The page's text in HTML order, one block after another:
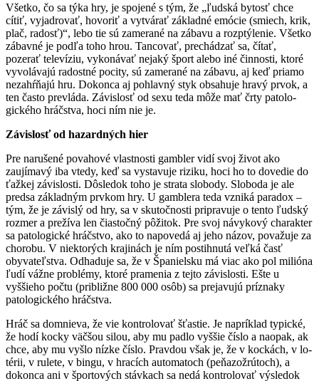
Všetko, čo sa týka hry, je spojené s tým, že „ľudská bytosť chce
cítiť, vyjadrovať, ho­voriť a vytvárať základné emócie (smiech, krik,
plač, radosť)“, lebo tie sú zamerané na zábavu a rozptýlenie. Všetko
zábavné je podľa toho hrou. Tan­covať, prechádzať sa, čítať,
pozerať televí­ziu, vykonávať nejaký šport alebo iné čin­nosti, ktoré
vyvolávajú radostné pocity, sú zamerané na zábavu, aj keď priamo
neza­hŕňajú hru. Dokonca aj pohlavný styk obsa­huje hravý prvok, a
ten často prevláda. Zá­vislosť od sexu teda môže mať črty patolo­
gického hráčstva, hoci ním nie je.
Závislosť od hazardných hier
Pre narušené povahové vlastnosti gam­bler vidí svoj život ako
zaujímavý iba vte­dy, keď sa vystavuje riziku, hoci ho to do­vedie do
ťažkej závislosti. Dôsledok toho je strata slobody. Sloboda je ale
pred­sa základným prvkom hry. U gamblera te­da vzniká paradox –
tým, že je závislý od hry, sa v skutočnosti pripravuje o tento ľud­ský
rozmer a prežíva len čiastočný pôžitok. Pre svoj návykový charakter
sa patolo­gické hráčstvo, ako to napovedá aj jeho názov, považuje za
chorobu. V niektorých krajinách je ním postihnutá veľká časť
obyvateľstva. Odhaduje sa, že v Španielsku má viac ako pol milióna
ľudí vážne problé­my, ktoré pramenia z tejto závislosti. Ešte u
vyššieho počtu (približne 800 000 osôb) sa prejavujú príznaky
patologického hráčstva.
Hráč sa domnieva, že vie kontrolovať šťastie. Je napríklad typické,
že hodí koc­ky väčšou silou, aby mu padlo vyššie čís­lo a naopak, ak
chce, aby mu vyšlo nízke číslo. Pravdou však je, že v kockách, v lo­
térii, v rulete, v bingu, v hracích automa­toch (peňazožrútoch), a
dokonca ani v športových stávkach sa nedá kontrolo­vať výsledok